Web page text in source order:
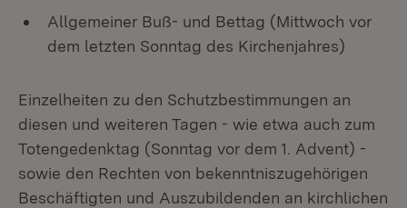
Allgemeiner Buß- und Bettag (Mittwoch vor
dem letzten Sonntag des Kirchenjahres)
Einzelheiten zu den Schutzbestimmungen an
diesen und weiteren Tagen - wie etwa auch zum
Totengedenktag (Sonntag vor dem 1. Advent) -
sowie den Rechten von bekenntniszugehörigen
Beschäftigten und Auszubildenden an kirchlichen